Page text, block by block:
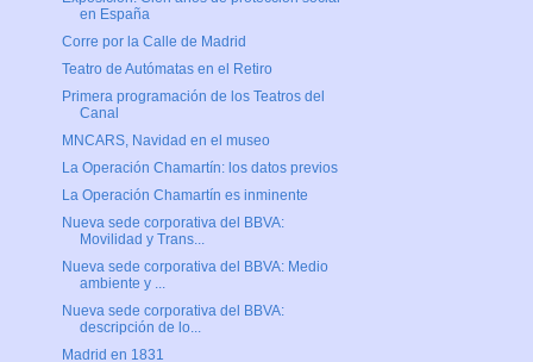
en España
Corre por la Calle de Madrid
Teatro de Autómatas en el Retiro
Primera programación de los Teatros del
Canal
MNCARS, Navidad en el museo
La Operación Chamartín: los datos previos
La Operación Chamartín es inminente
Nueva sede corporativa del BBVA:
Movilidad y Trans...
Nueva sede corporativa del BBVA: Medio
ambiente y ...
Nueva sede corporativa del BBVA:
descripción de lo...
Madrid en 1831